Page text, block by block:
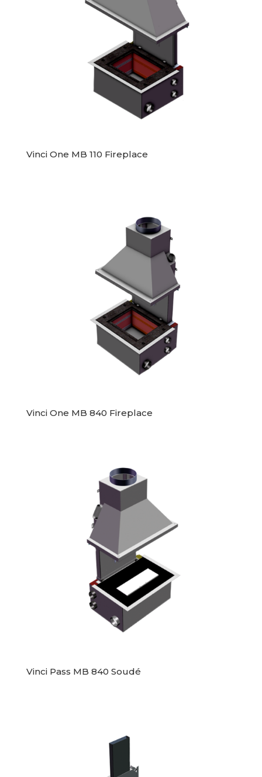
Vinci One MB 110 Fireplace
Vinci One MB 840 Fireplace
Vinci Pass MB 840 Soudé